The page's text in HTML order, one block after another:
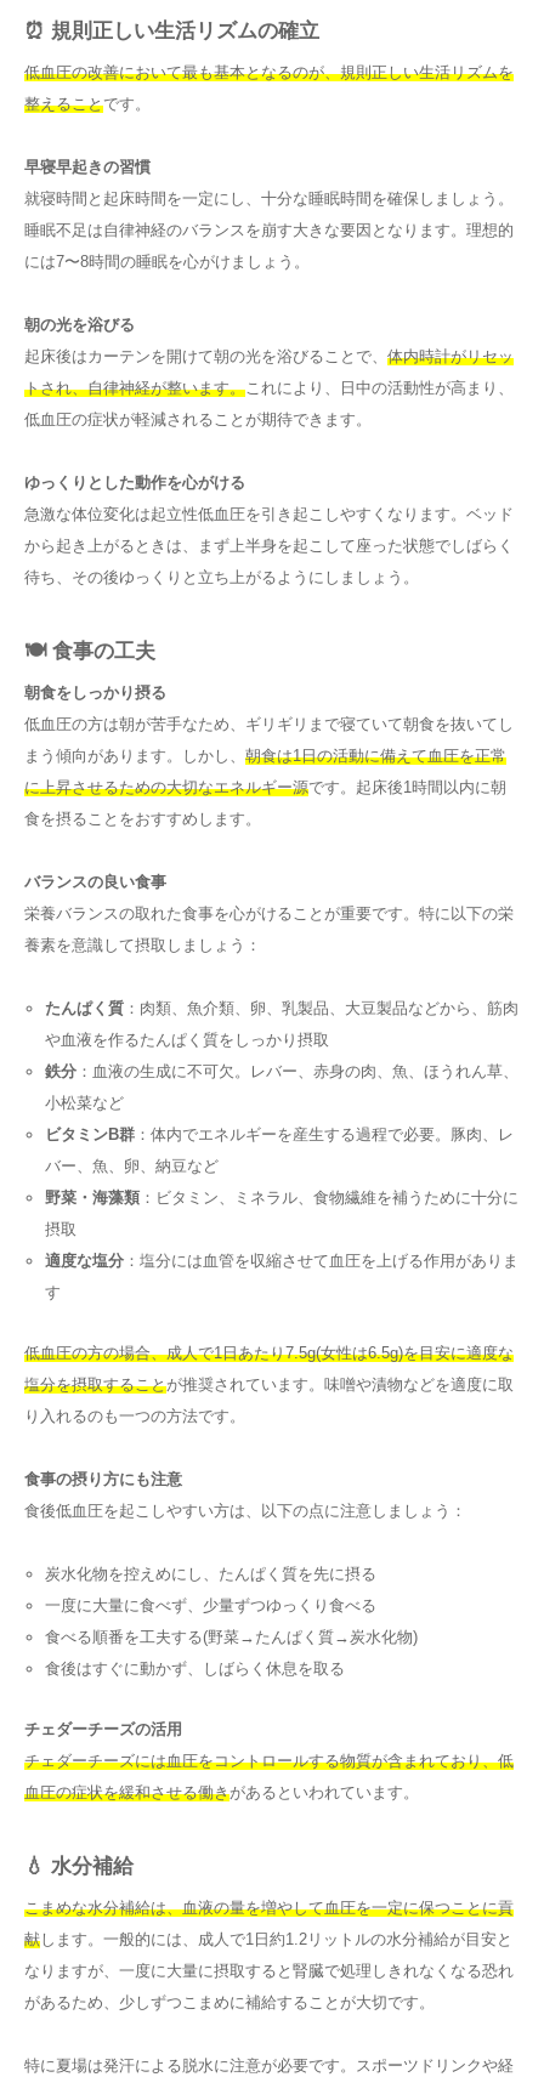
⏰ 規則正しい生活リズムの確立
低血圧の改善において最も基本となるのが、規則正しい生活リズムを
整えることです。
早寝早起きの習慣
就寝時間と起床時間を一定にし、十分な睡眠時間を確保しましょう。
睡眠不足は自律神経のバランスを崩す大きな要因となります。理想的
には7〜8時間の睡眠を心がけましょう。
朝の光を浴びる
起床後はカーテンを開けて朝の光を浴びることで、 体内時計がリセッ
トされ、自律神経が整います。これにより、日中の活動性が高まり、
低血圧の症状が軽減されることが期待できます。
ゆっくりとした動作を心がける
急激な体位変化は起立性低血圧を引き起こしやすくなります。ベッド
から起き上がるときは、まず上半身を起こして座った状態でしばらく
待ち、その後ゆっくりと立ち上がるようにしましょう。
🍽️ 食事の工夫
朝食をしっかり摂る
低血圧の方は朝が苦手なため、ギリギリまで寝ていて朝食を抜いてし
まう傾向があります。しかし、 朝食は1日の活動に備えて血圧を正常
に上昇させるための大切なエネルギー源です。起床後1時間以内に朝
食を摂ることをおすすめします。
バランスの良い食事
栄養バランスの取れた食事を心がけることが重要です。特に以下の栄
養素を意識して摂取しましょう：
たんぱく質：肉類、魚介類、卵、乳製品、大豆製品などから、筋肉
や血液を作るたんぱく質をしっかり摂取
鉄分：血液の生成に不可欠。レバー、赤身の肉、魚、ほうれん草、
小松菜など
ビタミンB群：体内でエネルギーを産生する過程で必要。豚肉、レ
バー、魚、卵、納豆など
野菜・海藻類：ビタミン、ミネラル、食物繊維を補うために十分に
摂取
適度な塩分：塩分には血管を収縮させて血圧を上げる作用がありま
す
低血圧の方の場合、成人で1日あたり7.5g(女性は6.5g)を目安に適度な
塩分を摂取することが推奨されています。味噌や漬物などを適度に取
り入れるのも一つの方法です。
食事の摂り方にも注意
食後低血圧を起こしやすい方は、以下の点に注意しましょう：
炭水化物を控えめにし、たんぱく質を先に摂る
一度に大量に食べず、少量ずつゆっくり食べる
食べる順番を工夫する(野菜→たんぱく質→炭水化物)
食後はすぐに動かず、しばらく休息を取る
チェダーチーズの活用
チェダーチーズには血圧をコントロールする物質が含まれており、低
血圧の症状を緩和させる働きがあるといわれています。
💧 水分補給
こまめな水分補給は、血液の量を増やして血圧を一定に保つことに貢
献 します。一般的には、成人で1日約1.2リットルの水分補給が目安と
なりますが、一度に大量に摂取すると腎臓で処理しきれなくなる恐れ
があるため、少しずつこまめに補給することが大切です。
特に夏場は発汗による脱水に注意が必要です。スポーツドリンクや経